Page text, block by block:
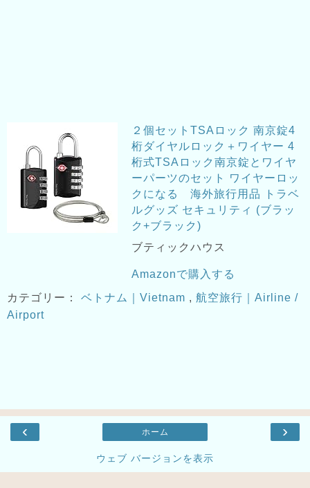
２個セットTSAロック 南京錠4
桁ダイヤルロック＋ワイヤー 4
桁式TSAロック南京錠とワイヤ
ーパーツのセット ワイヤーロッ
クになる 海外旅行用品 トラベ
ルグッズ セキュリティ (ブラッ
ク+ブラック)
ブティックハウス
Amazonで購入する
カテゴリー： ベトナム｜Vietnam , 航空旅行｜Airline /
Airport
‹ ›
ホーム
ウェブ バージョンを表示